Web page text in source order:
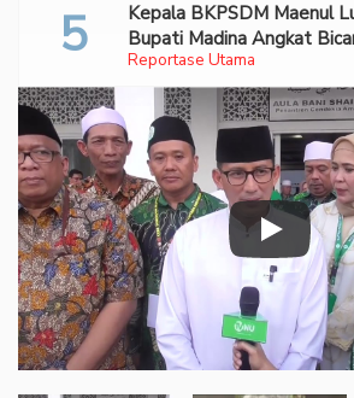
Reportase Utama
Kepala BKPSDM Maenul
Bupati Madina Angkat